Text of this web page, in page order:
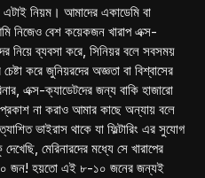
নিয়ম। আমাদের একাডেমি বা
নিজেও বেশ কয়েকজন খারাপ এক্স-
নিয়ে ব্যবসা করে, সিনিয়র বলে সবসময়
করে জুনিয়রদের অজ্ঞতা বা বিশ্বাসের
এক্স-ক্যাডেটদের জন্য বাকি হাজারো
প্রকাশ না করাও আমার কাছে অন্যায় বলে
ভাইরাস থাকে যা ফিল্টারিং এর সুযোগ
মেরিনারদের মধ্যে সে খারাপের
জন! হয়তো এই ৮-১০ জনের জন্যই